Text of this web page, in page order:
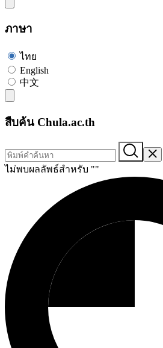
ภาษา
ไทย
English
中文
สืบค้น Chula.ac.th
ไม่พบผลลัพธ์สำหรับ ""